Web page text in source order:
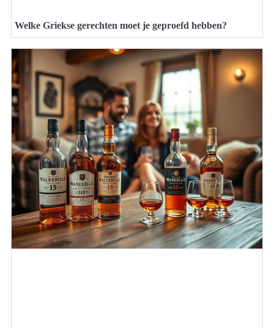
Welke Griekse gerechten moet je geproefd hebben?